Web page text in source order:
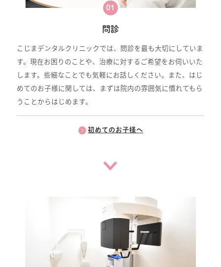
01
問診
こじまデンタルクリニックでは、問診を最も大切にしていま
す。現在お困りのことや、治療に対するご希望をお伺いいた
します。些細なことでも気軽にお話しください。また、はじ
めてのお子様に関しては、まずは院内の雰囲気に慣れてもら
うことからはじめます。
初めてのお子様へ